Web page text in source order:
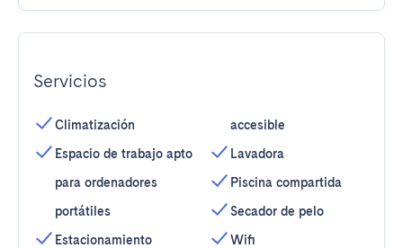
Servicios
Climatización
Espacio de trabajo apto
para ordenadores
portátiles
Estacionamiento
accesible
Lavadora
Piscina compartida
Secador de pelo
Wifi